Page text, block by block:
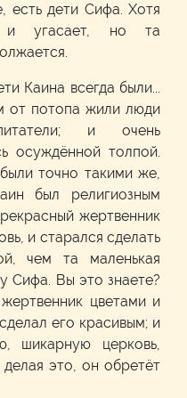
есть дети Сифа. Хотя
и угасает, но та
Каина всегда были...
от потопа жили люди
и очень
осуждённой толпой.
точно такими же,
был религиозным
жертвенник
и старался сделать
чем та маленькая
Сифа. Вы это знаете?
цветами и
его красивым; и
шикарную церковь,
это, он обретёт